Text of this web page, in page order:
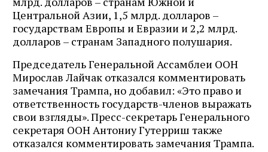
Центральной Азии, 1,5 млрд. долларов –
государствам Европы и Евразии и 2,2 млрд.
долларов – странам Западного полушария.
Председатель Генеральной Ассамблеи ООН
Мирослав Лайчак отказался комментировать
замечания Трампа, но добавил: «Это право и
ответственность государств-членов выражать
свои взгляды». Пресс-секретарь Генерального
секретаря ООН Антониу Гутерриш также
отказался комментировать замечания Трампа.